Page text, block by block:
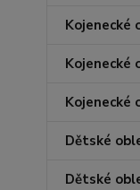
Kojenecké
Kojenecké
Kojenecké
Dětské
Dětské